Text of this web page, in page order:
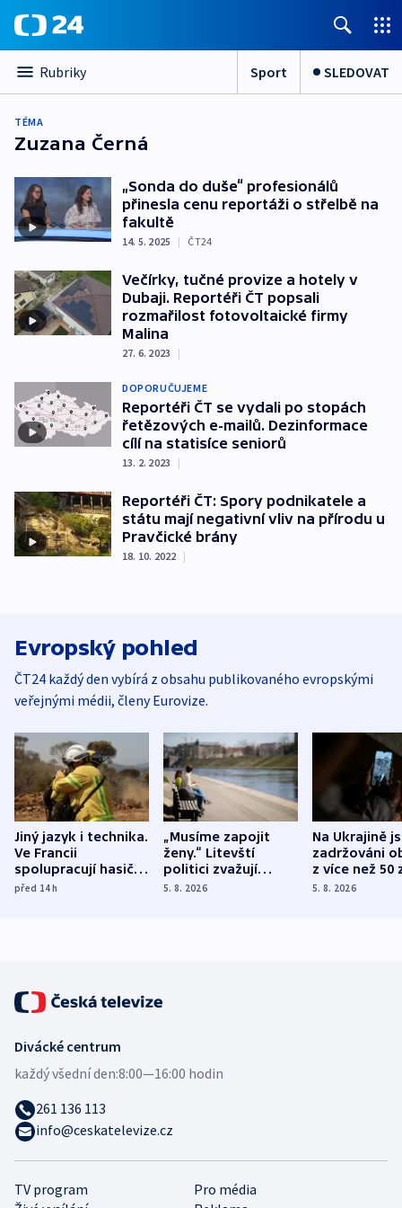
Rubriky Sport SLEDOVAT
TÉMA
Zuzana Černá
„Sonda do duše“ profesionálů
přinesla cenu reportáži o střelbě na
fakultě
14. 5. 2025 | ČT24
Večírky, tučné provize a hotely v
Dubaji. Reportéři ČT popsali
rozmařilost fotovoltaické firmy
Malina
27. 6. 2023 |
DOPORUČUJEME
Reportéři ČT se vydali po stopách
řetězových e-mailů. Dezinformace
cílí na statisíce seniorů
13. 2. 2023 |
Reportéři ČT: Spory podnikatele a
státu mají negativní vliv na přírodu u
Pravčické brány
18. 10. 2022 |
Evropský pohled
ČT24 každý den vybírá z obsahu publikovaného evropskými
veřejnými médii, členy Eurovize.
Jiný jazyk i technika.
Ve Francii
spolupracují hasiči z
různých zemí
před 14h
„Musíme zapojit
ženy.“ Litevští
politici zvažují
dohodu o
5. 8. 2026
Na Ukrajině
zadržováni
z více než 50
Bojovali na
5. 8. 2026
TV program
Pro média
Divácké centrum
každý všední den:8:00—16:00 hodin
261 136 113
info@ceskatelevize.cz